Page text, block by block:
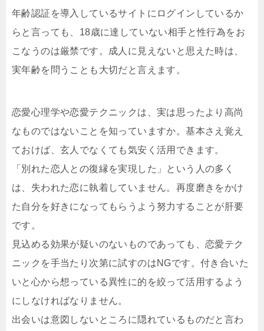
年齢認証を導入しているサイトにログインしているか
らと言っても、18歳に達していない相手と性行為をお
こなうのは厳禁です。成人に見えないと思えた時は、
実年齢を問うことも大切だと言えます。
恋愛心理学や恋愛テクニックは、実は思ったより高尚
なものではないことを知っていますか。基本さえ覚え
ておけば、玄人でなくても気安く活用できます。
「別れた恋人との復縁を実現した」という人の多く
は、失われた恋に執着していません。再度磨きをかけ
た自分を好きになってもらうよう努力することが肝要
です。
見込める効果が疑いのないものであっても、恋愛テク
ニックを手当たり次第に試すのはNGです。付き合いた
いと心から想っている異性に的を絞って活用するよう
にしなければなりません。
出会いは意図しないところに隠れているものだと言わ